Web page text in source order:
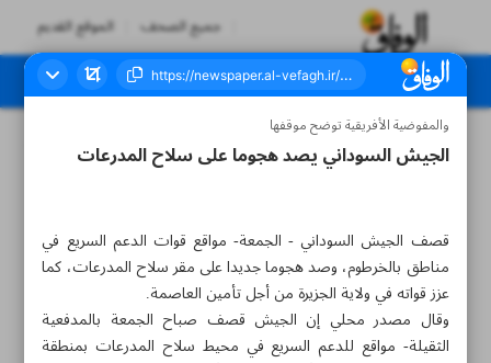
جميع الصحف الموقع القديم
العدد سبعة آلاف وثلاثمائة وستة وعشرون - ٠٩ سبتمبر ٢٠٢٣
والمفوضية الأفريقية توضح موقفها
الجيش السوداني يصد هجوما على سلاح المدرعات
قصف الجيش السوداني - الجمعة- مواقع قوات الدعم السريع في
مناطق بالخرطوم، وصد هجوما جديدا على مقر سلاح المدرعات، كما
عزز قواته في ولاية الجزيرة من أجل تأمين العاصمة.
وقال مصدر محلي إن الجيش قصف صباح الجمعة بالمدفعية
الثقيلة- مواقع للدعم السريع في محيط سلاح المدرعات بمنطقة